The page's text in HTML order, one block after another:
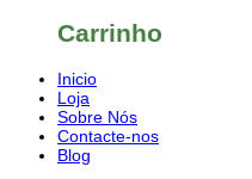
Carrinho
Inicio
Loja
Sobre Nós
Contacte-nos
Blog